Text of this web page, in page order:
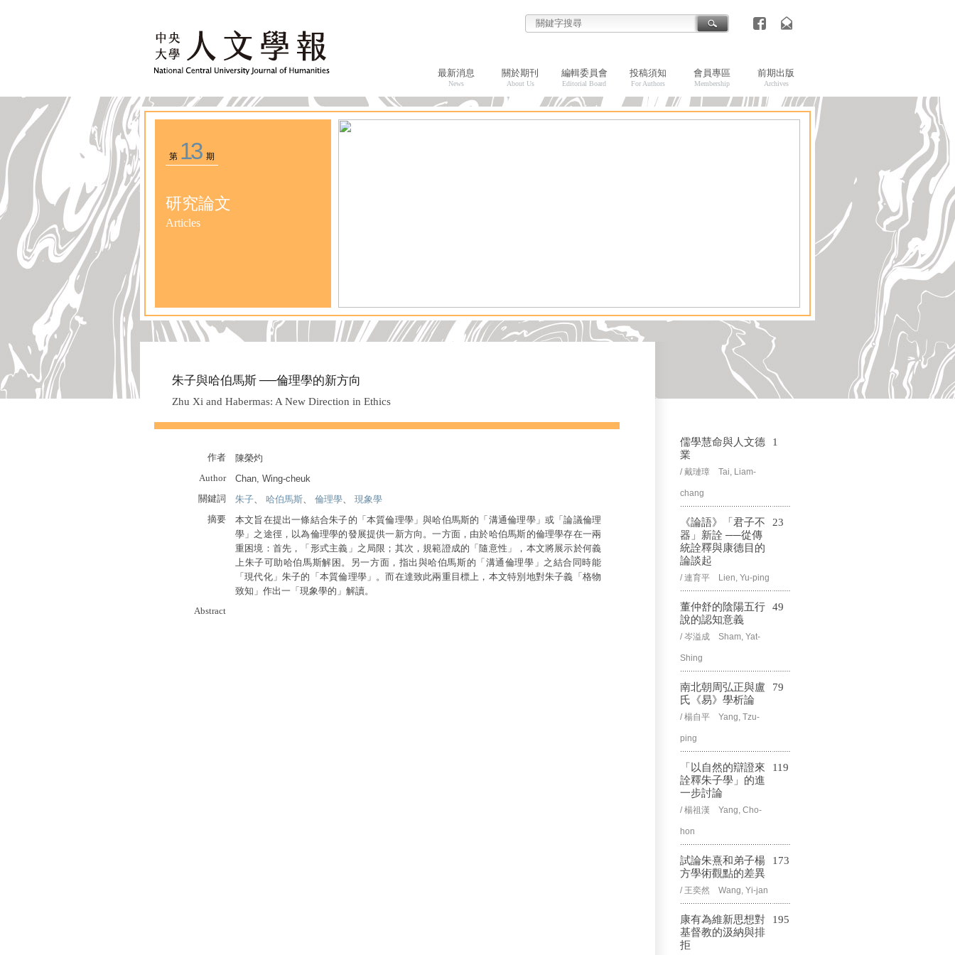
最新消息
News
關於期刊
About Us
編輯委員會
Editorial Board
投稿須知
For Authors
會員專區
Membership
前期出版
Archives
第 13期
研究論文
Articles
朱子與哈伯馬斯 ──倫理學的新方向
Zhu Xi and Habermas: A New Direction in Ethics
作者
陳榮灼
Author
Chan, Wing-cheuk
關鍵詞
朱子、 哈伯馬斯、 倫理學、 現象學
摘要
本文旨在提出一條結合朱子的「本質倫理學」與哈伯馬斯的「溝通倫理學」或「論議倫理
學」之途徑，以為倫理學的發展提供一新方向。一方面，由於哈伯馬斯的倫理學存在一兩
重困境：首先，「形式主義」之局限；其次，規範證成的「隨意性」，本文將展示於何義
上朱子可助哈伯馬斯解困。另一方面，指出與哈伯馬斯的「溝通倫理學」之結合同時能
「現代化」朱子的「本質倫理學」。而在達致此兩重目標上，本文特別地對朱子義「格物
致知」作出一「現象學的」解讀。
Abstract
儒學慧命與人文德
業
/ 戴璉璋 Tai, Liam-
chang
1
《論語》「君子不
器」新詮 ──從傳
統詮釋與康德目的
論談起
/ 連育平 Lien, Yu-ping
23
董仲舒的陰陽五行
說的認知意義
/ 岑溢成 Sham, Yat-
Shing
49
南北朝周弘正與盧
氏《易》學析論
/ 楊自平 Yang, Tzu-
ping
79
「以自然的辯證來
詮釋朱子學」的進
一步討論
/ 楊祖漢 Yang, Cho-
hon
119
試論朱熹和弟子楊
方學術觀點的差異
/ 王奕然 Wang, Yi-jan
173
康有為維新思想對
基督教的汲納與排
拒
195